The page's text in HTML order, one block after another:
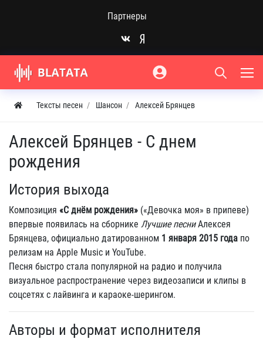
Партнеры
Тексты песен Шансон Алексей Брянцев
Алексей Брянцев - С днем
рождения
История выхода
Композиция «С днём рождения» («Девочка моя» в припеве)
впервые появилась на сборнике Лучшие песниАлексея
Брянцева, официально датированном 1 января 2015 года по
релизам на Apple Music и YouTube.
Песня быстро стала популярной на радио и получила
визуальное распространение через видеозаписи и клипы в
соцсетях с лайвинга и караоке-шерингом.
Авторы и формат исполнителя